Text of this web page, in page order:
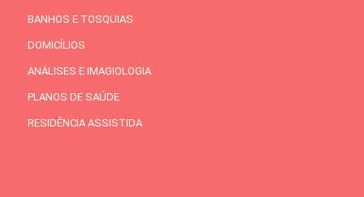
BANHOS E TOSQUIAS
DOMICÍLIOS
ANÁLISES E IMAGIOLOGIA
PLANOS DE SAÚDE
RESIDÊNCIA ASSISTIDA